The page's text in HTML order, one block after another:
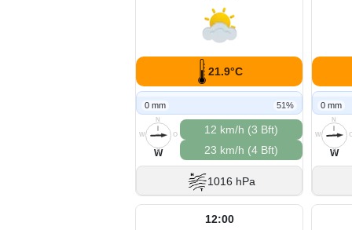
21.9°C
0 mm 51%
N
O
S
W
W
12 km/h (3 Bft)
23 km/h (4 Bft)
1016 hPa
0 mm
N
S
W
W
12:00